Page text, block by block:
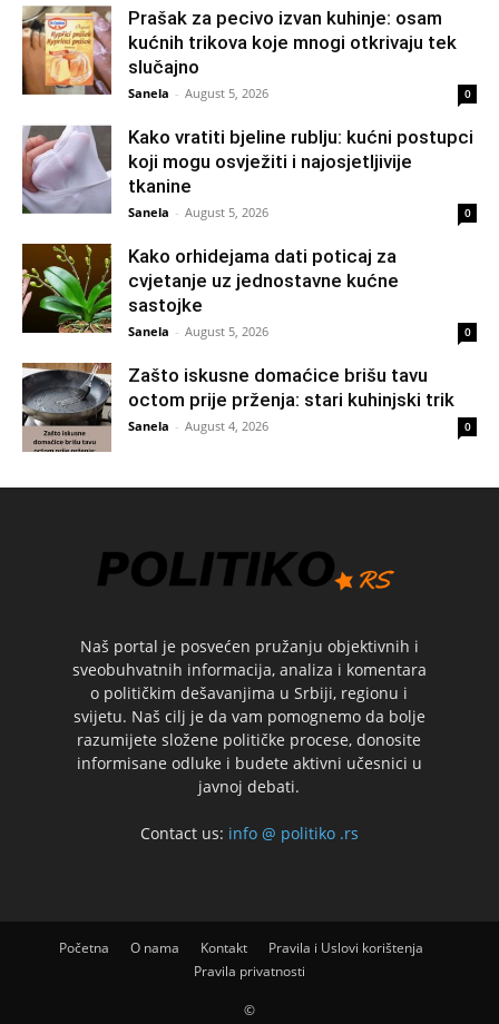
Prašak za pecivo izvan kuhinje: osam
kućnih trikova koje mnogi otkrivaju tek
slučajno
Sanela - August 5, 2026 0
Kako vratiti bjeline rublju: kućni postupci
koji mogu osvježiti i najosjetljivije
tkanine
Sanela - August 5, 2026 0
Kako orhidejama dati poticaj za
cvjetanje uz jednostavne kućne
sastojke
Sanela - August 5, 2026 0
Zašto iskusne domaćice brišu tavu
octom prije prženja: stari kuhinjski trik
Sanela - August 4, 2026 0
Naš portal je posvećen pružanju objektivnih i
sveobuhvatnih informacija, analiza i komentara
o političkim dešavanjima u Srbiji, regionu i
svijetu. Naš cilj je da vam pomognemo da bolje
razumijete složene političke procese, donosite
informisane odluke i budete aktivni učesnici u
javnoj debati.
Contact us: info @ politiko .rs
Početna O nama Kontakt
Pravila i Uslovi korištenja
Pravila privatnosti
©